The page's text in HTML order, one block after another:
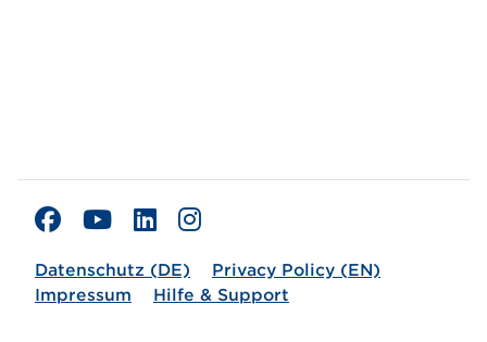
Datenschutz (DE)
Privacy Policy (EN)
Impressum
Hilfe & Support